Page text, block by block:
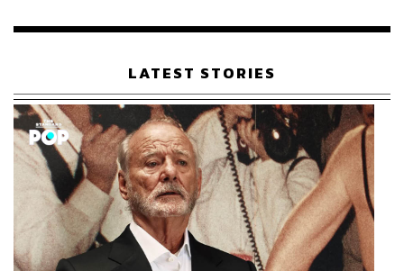
เรือนไทยที่ถูกซุกไว้
LATEST STORIES